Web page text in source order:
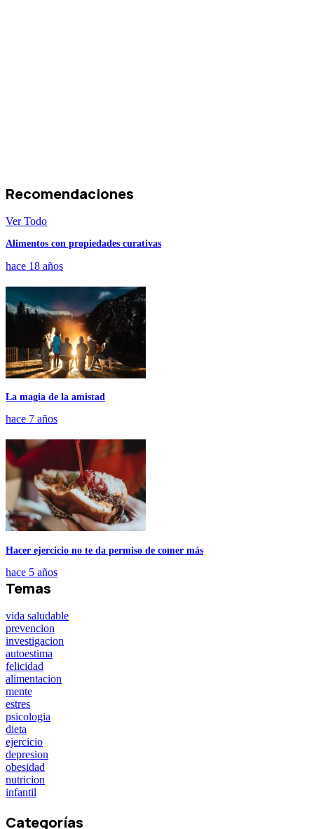
Recomendaciones
Ver Todo
Alimentos con propiedades curativas
hace 18 años
La magia de la amistad
hace 7 años
Hacer ejercicio no te da permiso de comer más
hace 5 años
Temas
vida saludable
prevencion
investigacion
autoestima
felicidad
alimentacion
mente
estres
psicologia
dieta
ejercicio
depresion
obesidad
nutricion
infantil
Categorías